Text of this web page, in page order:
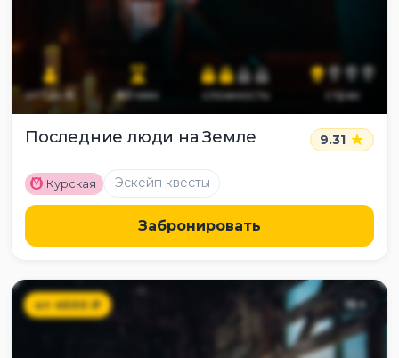
от1до6 60мин сложность страх
Последние люди на Земле 9.31
M Курская Эскейп квесты
Забронировать
от4500₽ 16+